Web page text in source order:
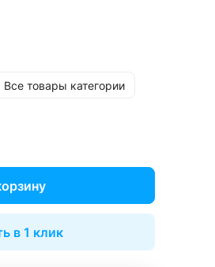
Все товары категории
в 1 клик